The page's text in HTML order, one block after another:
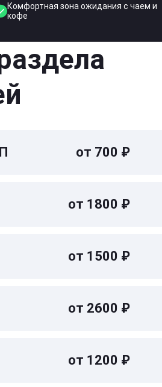
Комфортная зона ожидания с чаем и
кофе
от 700 ₽
от 1800 ₽
от 1500 ₽
от 2600 ₽
от 1200 ₽